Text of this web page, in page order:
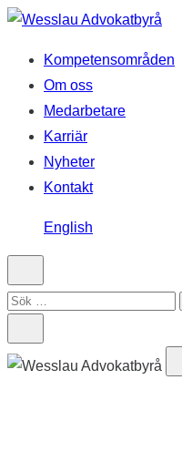
Hoppa
innehåll
Kompetensområden
Om oss
Medarbetare
Karriär
Nyheter
Kontakt
English
Sök